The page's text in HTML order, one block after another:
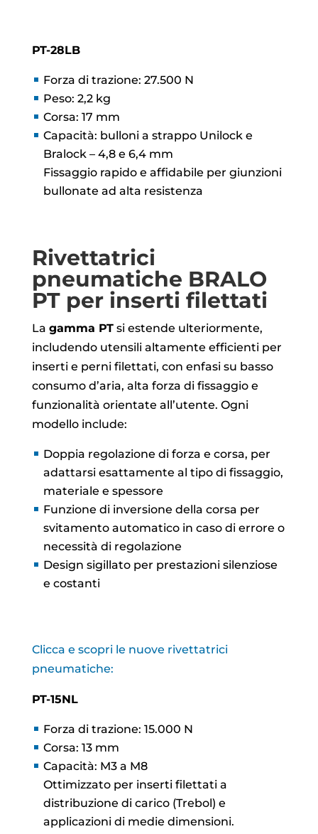
PT-28LB
Forza di trazione: 27.500 N
Peso: 2,2 kg
Corsa: 17 mm
Capacità: bulloni a strappo Unilock e
Bralock – 4,8 e 6,4 mm
Fissaggio rapido e affidabile per giunzioni
bullonate ad alta resistenza
Rivettatrici
pneumatiche BRALO
PT per inserti filettati
La gamma PTsi estende ulteriormente,
includendo utensili altamente efficienti per
inserti e perni filettati, con enfasi su basso
consumo d’aria, alta forza di fissaggio e
funzionalità orientate all’utente. Ogni
modello include:
Doppia regolazione di forza e corsa, per
adattarsi esattamente al tipo di fissaggio,
materiale e spessore
Funzione di inversione della corsa per
svitamento automatico in caso di errore o
necessità di regolazione
Design sigillato per prestazioni silenziose
e costanti
Clicca e scopri le nuove rivettatrici
pneumatiche:
PT-15NL
Forza di trazione: 15.000 N
Corsa: 13 mm
Capacità: M3 a M8
Ottimizzato per inserti filettati a
distribuzione di carico (Trebol) e
applicazioni di medie dimensioni.